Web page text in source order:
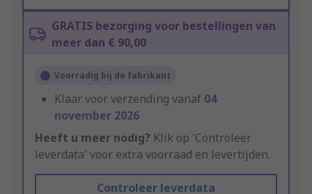
GRATIS bezorging voor bestellingen van
meer dan € 90,00
Voorradig bij de fabrikant
Klaar voor verzending vanaf 04
november 2026
Heeft u meer nodig? Klik op 'Controleer
leverdata' voor extra voorraad en levertijden.
Controleer leverdata